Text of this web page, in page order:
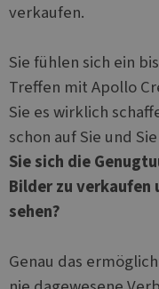
verkaufen.
Sie fühlen sich ein
Treffen mit Apollo
Sie es wirklich
schon auf Sie und
Sie sich die
Bilder zu verkaufen
sehen?
Genau das